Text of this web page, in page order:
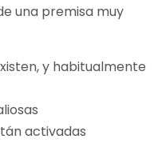
una premisa muy
y habitualmente
activadas